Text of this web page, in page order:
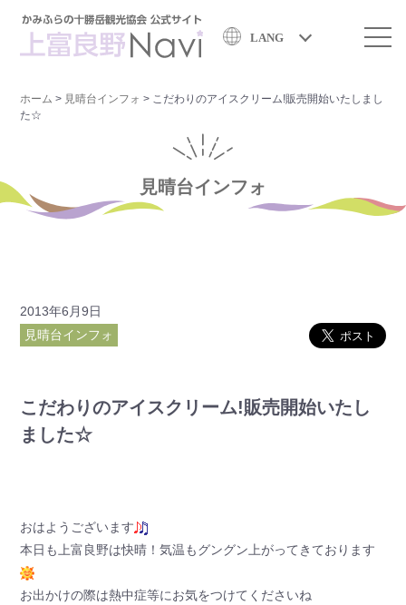
LANG
ホーム > 見晴台インフォ > こだわりのアイスクリーム!販売開始いたしまし
た☆
見晴台インフォ
2013年6月9日
見晴台インフォ
こだわりのアイスクリーム!販売開始いたし
ました☆
おはようございます
本日も上富良野は快晴！気温もグングン上がってきております
お出かけの際は熱中症等にお気をつけてくださいね